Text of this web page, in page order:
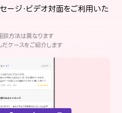
セージ・ビデオ対面をご利用いた
方法は異なります
だケースをご紹介します